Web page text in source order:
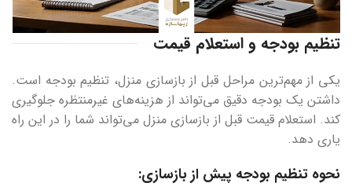
تنظیم بودجه و استعلام قیمت
یکی از مهم‌ترین مراحل قبل از بازسازی منزل، تنظیم بودجه است.
داشتن یک بودجه دقیق می‌تواند از هزینه‌های غیرمنتظره جلوگیری
کند. استعلام قیمت قبل از بازسازی منزل می‌تواند شما را در این راه
یاری دهد.
نحوه تنظیم بودجه پیش از بازسازی: